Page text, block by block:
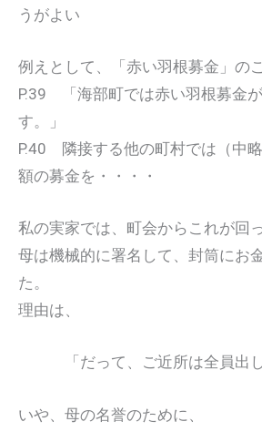
うがよい
例えとして、「赤い羽根募金」の
P.39 「海部町では赤い羽根募金
す。」
P.40 隣接する他の町村では（中
額の募金を・・・・
私の実家では、町会からこれが回
母は機械的に署名して、封筒にお
た。
理由は、
「だって、ご近所は全員出し
いや、母の名誉のために、